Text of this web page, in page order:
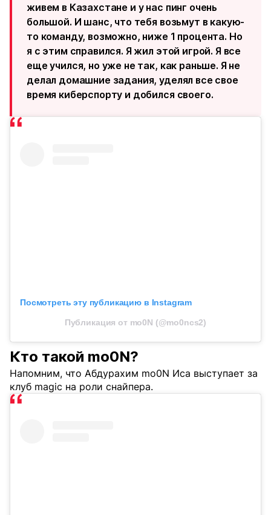
живем в Казахстане и у нас пинг очень
большой. И шанс, что тебя возьмут в какую-
то команду, возможно, ниже 1 процента. Но
я с этим справился. Я жил этой игрой. Я все
еще учился, но уже не так, как раньше. Я не
делал домашние задания, уделял все свое
время киберспорту и добился своего.
Посмотреть эту публикацию в Instagram
Публикация от mo0N (@mo0ncs2)
Кто такой mo0N?
Напомним, что Абдурахим mo0N Иса выступает за
клуб magic на роли снайпера.